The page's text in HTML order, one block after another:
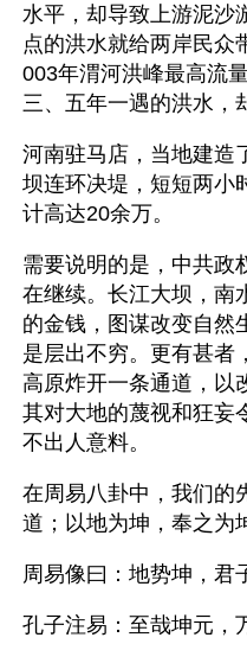
水平，却导致上游泥沙
点的洪水就给两岸民众
003年渭河洪峰最高流
三、五年一遇的洪水，
河南驻马店，当地建造
坝连环决堤，短短两小
计高达20余万。
需要说明的是，中共政
在继续。长江大坝，南
的金钱，图谋改变自然
是层出不穷。更有甚者
高原炸开一条通道，以
其对大地的蔑视和狂妄
不出人意料。
在周易八卦中，我们的
道；以地为坤，奉之为
周易像曰：地势坤，君
孔子注易：至哉坤元，